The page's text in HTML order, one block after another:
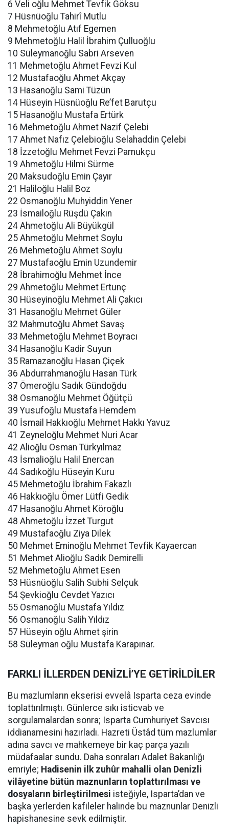
6 Veli oğlu Mehmet Tevfik Göksu
7 Hüsnüoğlu Tahirî Mutlu
8 Mehmetoğlu Atıf Egemen
9 Mehmetoğlu Halil İbrahim Çulluoğlu
10 Süleymanoğlu Sabri Arseven
11 Mehmetoğlu Ahmet Fevzi Kul
12 Mustafaoğlu Ahmet Akçay
13 Hasanoğlu Sami Tüzün
14 Hüseyin Hüsnüoğlu Re’fet Barutçu
15 Hasanoğlu Mustafa Ertürk
16 Mehmetoğlu Ahmet Nazif Çelebi
17 Ahmet Nafız Çelebioğlu Selahaddin Çelebi
18 İzzetoğlu Mehmet Fevzi Pamukçu
19 Ahmetoğlu Hilmi Sürme
20 Maksudoğlu Emin Çayır
21 Haliloğlu Halil Boz
22 Osmanoğlu Muhyiddin Yener
23 İsmailoğlu Rüşdü Çakın
24 Ahmetoğlu Ali Büyükgül
25 Ahmetoğlu Mehmet Soylu
26 Mehmetoğlu Ahmet Soylu
27 Mustafaoğlu Emin Uzundemir
28 İbrahimoğlu Mehmet İnce
29 Ahmetoğlu Mehmet Ertunç
30 Hüseyinoğlu Mehmet Ali Çakıcı
31 Hasanoğlu Mehmet Güler
32 Mahmutoğlu Ahmet Savaş
33 Mehmetoğlu Mehmet Boyracı
34 Hasanoğlu Kadir Suyun
35 Ramazanoğlu Hasan Çiçek
36 Abdurrahmanoğlu Hasan Türk
37 Ömeroğlu Sadık Gündoğdu
38 Osmanoğlu Mehmet Öğütçü
39 Yusufoğlu Mustafa Hemdem
40 İsmail Hakkıoğlu Mehmet Hakkı Yavuz
41 Zeyneloğlu Mehmet Nuri Acar
42 Alioğlu Osman Türkyılmaz
43 İsmalioğlu Halil Enercan
44 Sadıkoğlu Hüseyin Kuru
45 Mehmetoğlu İbrahim Fakazlı
46 Hakkıoğlu Ömer Lütfi Gedik
47 Hasanoğlu Ahmet Köroğlu
48 Ahmetoğlu İzzet Turgut
49 Mustafaoğlu Ziya Dilek
50 Mehmet Eminoğlu Mehmet Tevfik Kayaercan
51 Mehmet Alioğlu Sadık Demirelli
52 Mehmetoğlu Ahmet Esen
53 Hüsnüoğlu Salih Subhi Selçuk
54 Şevkioğlu Cevdet Yazıcı
55 Osmanoğlu Mustafa Yıldız
56 Osmanoğlu Salih Yıldız
57 Hüseyin oğlu Ahmet şirin
58 Süleyman oğlu Mustafa Karapınar.
FARKLI İLLERDEN DENİZLİ’YE GETİRİLDİLER
Bu mazlumların ekserisi evvelâ Isparta ceza evinde
toplattırılmıştı. Günlerce sıkı isticvab ve
sorgulamalardan sonra; Isparta Cumhuriyet Savcısı
iddianamesini hazırladı. Hazreti Üstâd tüm mazlumlar
adına savcı ve mahkemeye bir kaç parça yazılı
müdafaalar sundu. Daha sonraları Adalet Bakanlığı
emriyle; Hadisenin ilk zuhûr mahalli olan Denizli
vilâyetine bütün maznunların toplattırılması ve
dosyaların birleştirilmesi isteğiyle, Isparta’dan ve
başka yerlerden kafileler halinde bu maznunlar Denizli
hapishanesine sevk edilmiştir.